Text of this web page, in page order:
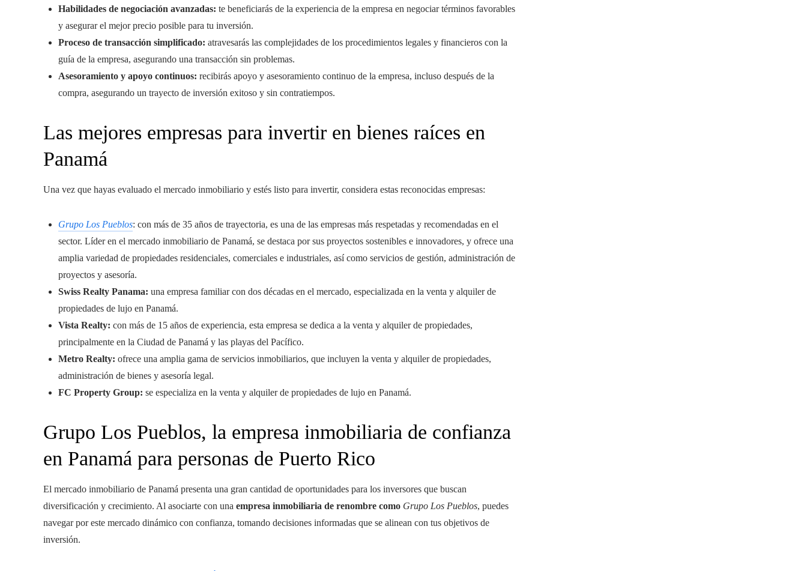
Habilidades de negociación avanzadas: te beneficiarás de la experiencia de la empresa en negociar términos favorables
y asegurar el mejor precio posible para tu inversión.
Proceso de transacción simplificado: atravesarás las complejidades de los procedimientos legales y financieros con la
guía de la empresa, asegurando una transacción sin problemas.
Asesoramiento y apoyo continuos: recibirás apoyo y asesoramiento continuo de la empresa, incluso después de la
compra, asegurando un trayecto de inversión exitoso y sin contratiempos.
Las mejores empresas para invertir en bienes raíces en
Panamá
Una vez que hayas evaluado el mercado inmobiliario y estés listo para invertir, considera estas reconocidas empresas:
Grupo Los Pueblos: con más de 35 años de trayectoria, es una de las empresas más respetadas y recomendadas en el
sector. Líder en el mercado inmobiliario de Panamá, se destaca por sus proyectos sostenibles e innovadores, y ofrece una
amplia variedad de propiedades residenciales, comerciales e industriales, así como servicios de gestión, administración de
proyectos y asesoría.
Swiss Realty Panama: una empresa familiar con dos décadas en el mercado, especializada en la venta y alquiler de
propiedades de lujo en Panamá.
Vista Realty: con más de 15 años de experiencia, esta empresa se dedica a la venta y alquiler de propiedades,
principalmente en la Ciudad de Panamá y las playas del Pacífico.
Metro Realty: ofrece una amplia gama de servicios inmobiliarios, que incluyen la venta y alquiler de propiedades,
administración de bienes y asesoría legal.
FC Property Group: se especializa en la venta y alquiler de propiedades de lujo en Panamá.
Grupo Los Pueblos, la empresa inmobiliaria de confianza
en Panamá para personas de Puerto Rico
El mercado inmobiliario de Panamá presenta una gran cantidad de oportunidades para los inversores que buscan
diversificación y crecimiento. Al asociarte con una empresa inmobiliaria de renombre como Grupo Los Pueblos, puedes
navegar por este mercado dinámico con confianza, tomando decisiones informadas que se alinean con tus objetivos de
inversión.